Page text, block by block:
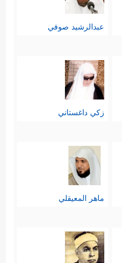
عبدالرشيد صوفي
زكي داغستاني
ماهر المعيقلي